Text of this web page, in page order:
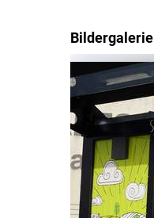
Bildergalerie